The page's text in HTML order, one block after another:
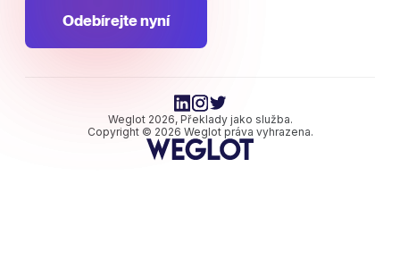
Odebírejte nyní
Weglot 2026, Překlady jako služba.
Copyright © 2026 Weglot práva vyhrazena.